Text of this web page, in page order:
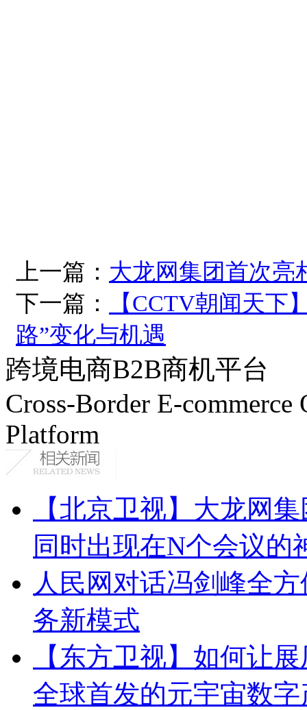
上一篇： 大龙网集团首次亮
下一篇：
【CCTV朝闻天下
路”变化与机遇
跨境电商B2B商机平台
Cross-Border E-
Platform
【北京卫视】大龙网
同时出现在N个会议的
人民网对话冯剑峰全
务新模式
【东方卫视】如何让
全球首发的元宇宙数